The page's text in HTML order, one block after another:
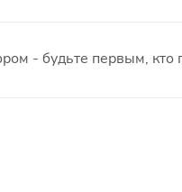
- будьте первым,